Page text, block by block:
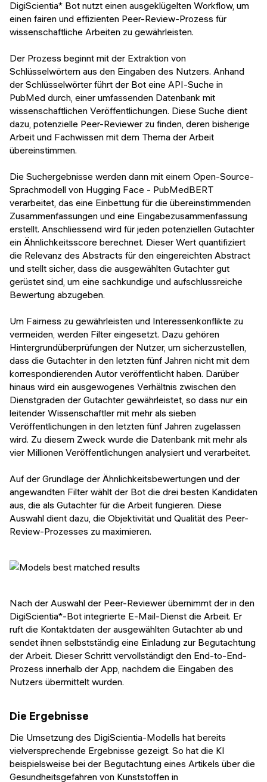
DigiScientia* Bot nutzt einen ausgeklügelten Workflow, um
einen fairen und effizienten Peer-Review-Prozess für
wissenschaftliche Arbeiten zu gewährleisten.
Der Prozess beginnt mit der Extraktion von
Schlüsselwörtern aus den Eingaben des Nutzers. Anhand
der Schlüsselwörter führt der Bot eine API-Suche in
PubMed durch, einer umfassenden Datenbank mit
wissenschaftlichen Veröffentlichungen. Diese Suche dient
dazu, potenzielle Peer-Reviewer zu finden, deren bisherige
Arbeit und Fachwissen mit dem Thema der Arbeit
übereinstimmen.
Die Suchergebnisse werden dann mit einem Open-Source-
Sprachmodell von Hugging Face - PubMedBERT
verarbeitet, das eine Einbettung für die übereinstimmenden
Zusammenfassungen und eine Eingabezusammenfassung
erstellt. Anschliessend wird für jeden potenziellen Gutachter
ein Ähnlichkeitsscore berechnet. Dieser Wert quantifiziert
die Relevanz des Abstracts für den eingereichten Abstract
und stellt sicher, dass die ausgewählten Gutachter gut
gerüstet sind, um eine sachkundige und aufschlussreiche
Bewertung abzugeben.
Um Fairness zu gewährleisten und Interessenkonflikte zu
vermeiden, werden Filter eingesetzt. Dazu gehören
Hintergrundüberprüfungen der Nutzer, um sicherzustellen,
dass die Gutachter in den letzten fünf Jahren nicht mit dem
korrespondierenden Autor veröffentlicht haben. Darüber
hinaus wird ein ausgewogenes Verhältnis zwischen den
Dienstgraden der Gutachter gewährleistet, so dass nur ein
leitender Wissenschaftler mit mehr als sieben
Veröffentlichungen in den letzten fünf Jahren zugelassen
wird. Zu diesem Zweck wurde die Datenbank mit mehr als
vier Millionen Veröffentlichungen analysiert und verarbeitet.
Auf der Grundlage der Ähnlichkeitsbewertungen und der
angewandten Filter wählt der Bot die drei besten Kandidaten
aus, die als Gutachter für die Arbeit fungieren. Diese
Auswahl dient dazu, die Objektivität und Qualität des Peer-
Review-Prozesses zu maximieren.
Nach der Auswahl der Peer-Reviewer übernimmt der in den
DigiScientia*-Bot integrierte E-Mail-Dienst die Arbeit. Er
ruft die Kontaktdaten der ausgewählten Gutachter ab und
sendet ihnen selbstständig eine Einladung zur Begutachtung
der Arbeit. Dieser Schritt vervollständigt den End-to-End-
Prozess innerhalb der App, nachdem die Eingaben des
Nutzers übermittelt wurden.
Die Ergebnisse
Die Umsetzung des DigiScientia-Modells hat bereits
vielversprechende Ergebnisse gezeigt. So hat die KI
beispielsweise bei der Begutachtung eines Artikels über die
Gesundheitsgefahren von Kunststoffen in